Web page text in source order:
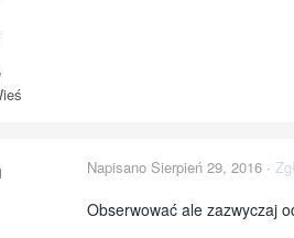
Napisano Sierpień 29, 2016 ·
Obserwować ale zazwyczaj